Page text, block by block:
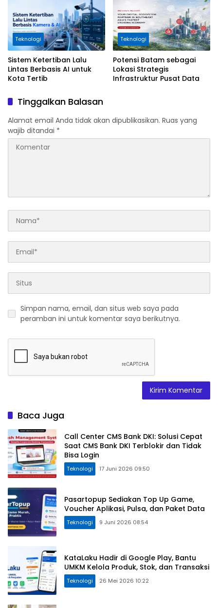
Teknologi
Sistem Ketertiban Lalu
Lintas Berbasis AI untuk
Kota Tertib
Teknologi
Potensi Batam sebagai
Lokasi Strategis
Infrastruktur Pusat Data
Tinggalkan Balasan
Alamat email Anda tidak akan dipublikasikan. Ruas yang
wajib ditandai *
Simpan nama, email, dan situs web saya pada
peramban ini untuk komentar saya berikutnya.
Baca Juga
Call Center CMS Bank DKI: Solusi Cepat
Saat CMS Bank DKI Terblokir dan Tidak
Bisa Login
Teknologi 17 Juni 2026 09:50
Pasartopup Sediakan Top Up Game,
Voucher Aplikasi, Pulsa, dan Paket Data
Teknologi 9 Juni 2026 08:54
KataLaku Hadir di Google Play, Bantu
UMKM Kelola Produk, Stok, dan Transaksi
Teknologi 26 Mei 2026 10:22